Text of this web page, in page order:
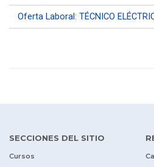
Oferta Laboral: TÉCNICO
SECCIONES DEL SITIO
Cursos